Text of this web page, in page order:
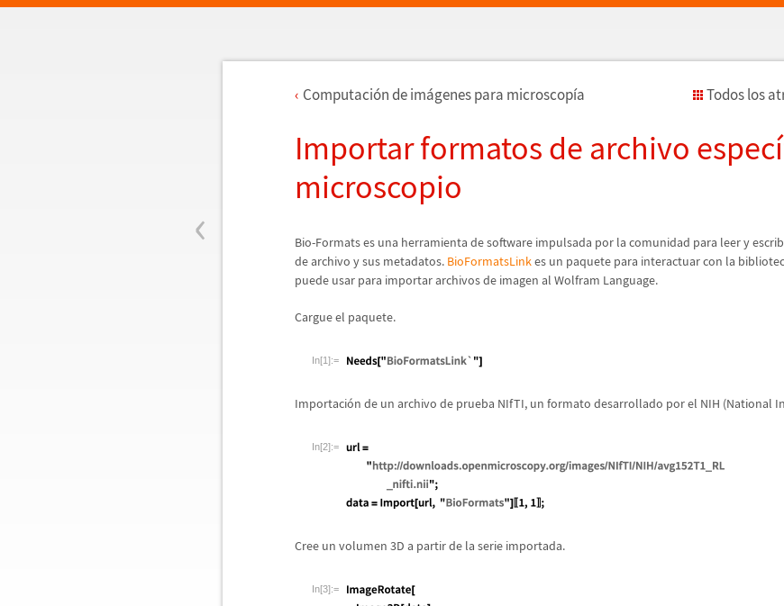
‹
Computación de imágenes para microscopía Todos los
Importar formatos de archivo especí
microscopio
Bio-Formats es una herramienta de software impulsada por la comunidad para leer y
de archivo y sus metadatos. BioFormatsLinkes un paquete para interactuar con la
puede usar para importar archivos de imagen al Wolfram Language.
Cargue el paquete.
In[1]:=
Importación de un archivo de prueba NIfTI, un formato desarrollado por el NIH (National
In[2]:=
Cree un volumen 3D a partir de la serie importada.
In[3]:=